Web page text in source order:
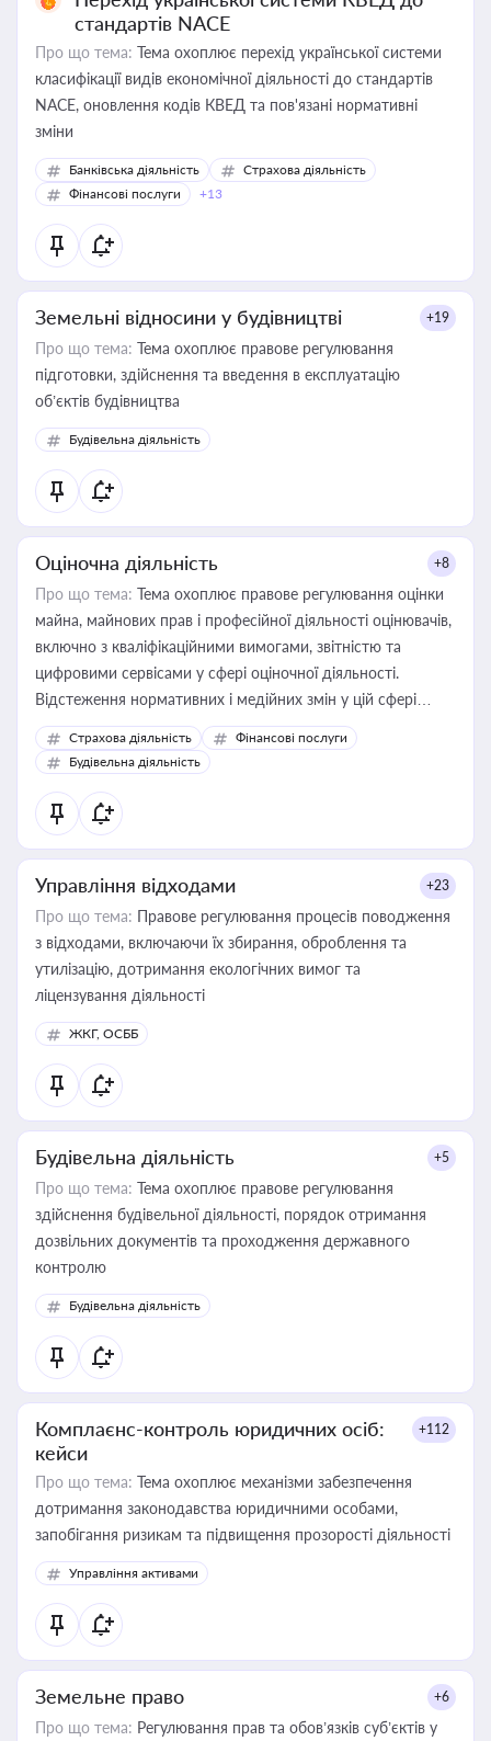
стандартів NACE
Про що тема: Тема охоплює перехід української системи
класифікації видів економічної діяльності до стандартів
NACE, оновлення кодів КВЕД та пов'язані нормативні
зміни
Банківська діяльність
Страхова діяльність
Фінансові послуги
+13
Земельні відносини у будівництві +19
Про що тема: Тема охоплює правове регулювання
підготовки, здійснення та введення в експлуатацію
об’єктів будівництва
Будівельна діяльність
Оціночна діяльність +8
Про що тема: Тема охоплює правове регулювання оцінки
майна, майнових прав і професійної діяльності оцінювачів,
включно з кваліфікаційними вимогами, звітністю та
цифровими сервісами у сфері оціночної діяльності.
Відстеження нормативних і медійних змін у цій сфері
корисне для власника бізнесу, керівника, юриста або
бухгалтера під час оподаткування, приватизації, оренди
державного майна, корпоративних угод і перевірки
статусу суб'єктів оціночної діяльності
Страхова діяльність
Фінансові послуги
Будівельна діяльність
Управління відходами +23
Про що тема: Правове регулювання процесів поводження
з відходами, включаючи їх збирання, оброблення та
утилізацію, дотримання екологічних вимог та
ліцензування діяльності
ЖКГ, ОСББ
Будівельна діяльність +5
Про що тема: Тема охоплює правове регулювання
здійснення будівельної діяльності, порядок отримання
дозвільних документів та проходження державного
контролю
Будівельна діяльність
Комплаєнс-контроль юридичних осіб:
кейси
+112
Про що тема: Тема охоплює механізми забезпечення
дотримання законодавства юридичними особами,
запобігання ризикам та підвищення прозорості діяльності
Управління активами
Земельне право +6
Про що тема: Регулювання прав та обов’язків суб’єктів у